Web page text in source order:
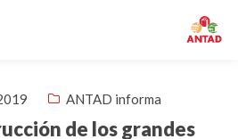
ANTAD informa
de los grandes